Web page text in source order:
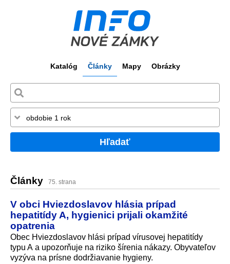
Katalóg Články Mapy Obrázky
Hľadať
Články 75. strana
V obci Hviezdoslavov hlásia prípad
hepatitídy A, hygienici prijali okamžité
opatrenia
Obec Hviezdoslavov hlási prípad vírusovej hepatitídy
typu A a upozorňuje na riziko šírenia nákazy. Obyvateľov
vyzýva na prísne dodržiavanie hygieny.